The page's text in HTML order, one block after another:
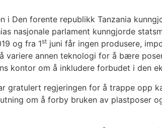
i Den forente republikk Tanzania
nasjonale parlament kunngjorde
og fra 1st juni får ingen produsere,
variere annen teknologi for å bære
kontor om å inkludere forbudet i den
gratulert regjeringen for å trappe opp
om å forby bruken av